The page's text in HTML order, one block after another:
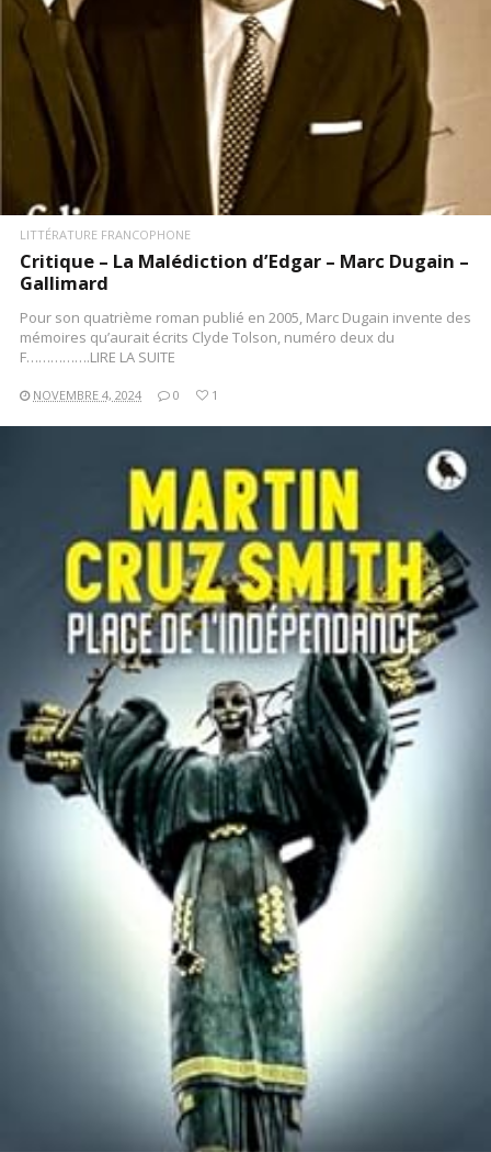
LITTÉRATURE FRANCOPHONE
Critique – La Malédiction d’Edgar – Marc Dugain –
Gallimard
Pour son quatrième roman publié en 2005, Marc Dugain invente des
mémoires qu’aurait écrits Clyde Tolson, numéro deux du
F…………….LIRE LA SUITE
NOVEMBRE 4, 2024 0 1
LIRE LA SUITE